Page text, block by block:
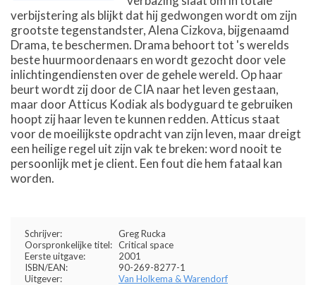
verbijstering als blijkt dat hij gedwongen wordt om zijn
grootste tegenstandster, Alena Cizkova, bijgenaamd
Drama, te beschermen. Drama behoort tot 's werelds
beste huurmoordenaars en wordt gezocht door vele
inlichtingendiensten over de gehele wereld. Op haar
beurt wordt zij door de CIA naar het leven gestaan,
maar door Atticus Kodiak als bodyguard te gebruiken
hoopt zij haar leven te kunnen redden. Atticus staat
voor de moeilijkste opdracht van zijn leven, maar dreigt
een heilige regel uit zijn vak te breken: word nooit te
persoonlijk met je client. Een fout die hem fataal kan
worden.
Schrijver:
Greg Rucka
Oorspronkelijke titel: Critical space
Eerste uitgave:
2001
ISBN/EAN:
90-269-8277-1
Uitgever:
Van Holkema & Warendorf